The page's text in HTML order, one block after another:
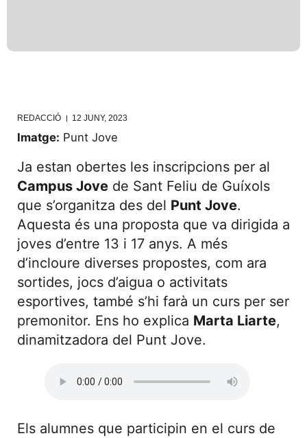
REDACCIÓ 12 JUNY, 2023
Imatge: Punt Jove
Ja estan obertes les inscripcions per al
Campus Jove de Sant Feliu de Guíxols
que s’organitza des del Punt Jove.
Aquesta és una proposta que va dirigida a
joves d’entre 13 i 17 anys. A més
d’incloure diverses propostes, com ara
sortides, jocs d’aigua o activitats
esportives, també s’hi farà un curs per ser
premonitor. Ens ho explica Marta Liarte,
dinamitzadora del Punt Jove.
Els alumnes que participin en el curs de